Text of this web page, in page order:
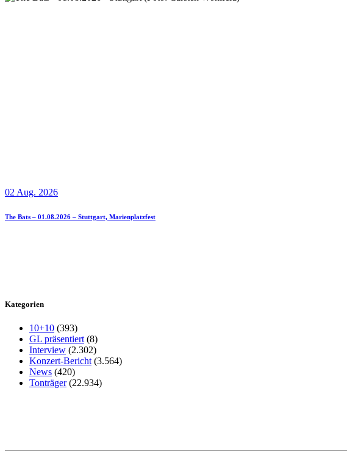
02 Aug. 2026
The Bats – 01.08.2026 – Stuttgart, Marienplatzfest
Kategorien
10+10 (393)
GL präsentiert (8)
Interview (2.302)
Konzert-Bericht (3.564)
News (420)
Tonträger(22.934)